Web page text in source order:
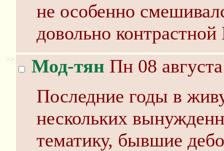
не особенно
довольно
>> Мод-тян Пн 08
Последние годы в
нескольких
тематику, бывшие